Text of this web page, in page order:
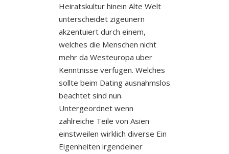
Heiratskultur hinein Alte Welt
unterscheidet zigeunern
akzentuiert durch einem,
welches die Menschen nicht
mehr da Westeuropa uber
Kenntnisse verfugen. Welches
sollte beim Dating ausnahmslos
beachtet sind nun.
Untergeordnet wenn
zahlreiche Teile von Asien
einstweilen wirklich diverse Ein
Eigenheiten irgendeiner